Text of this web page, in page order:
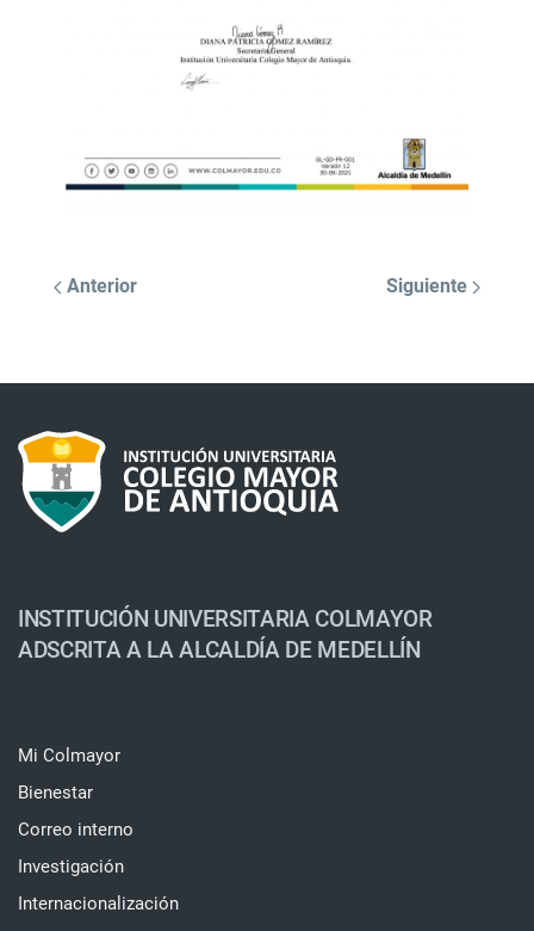
Anterior Siguiente
INSTITUCIÓN UNIVERSITARIA COLMAYOR
ADSCRITA A LA ALCALDÍA DE MEDELLÍN
Mi Colmayor
Bienestar
Correo interno
Investigación
Internacionalización